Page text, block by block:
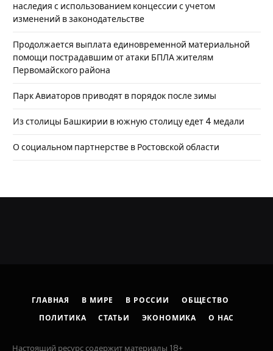
наследия с использованием концессии с учетом
изменений в законодательстве
Продолжается выплата единовременной материальной
помощи пострадавшим от атаки БПЛА жителям
Первомайского района
Парк Авиаторов приводят в порядок после зимы
Из столицы Башкирии в южную столицу едет 4 медали
О социальном партнерстве в Ростовской области
ГЛАВНАЯ В МИРЕ В РОССИИ ОБЩЕСТВО
ПОЛИТИКА СТАТЬИ ЭКОНОМИКА О НАС
Настоящий ресурс содержит материалы 18+